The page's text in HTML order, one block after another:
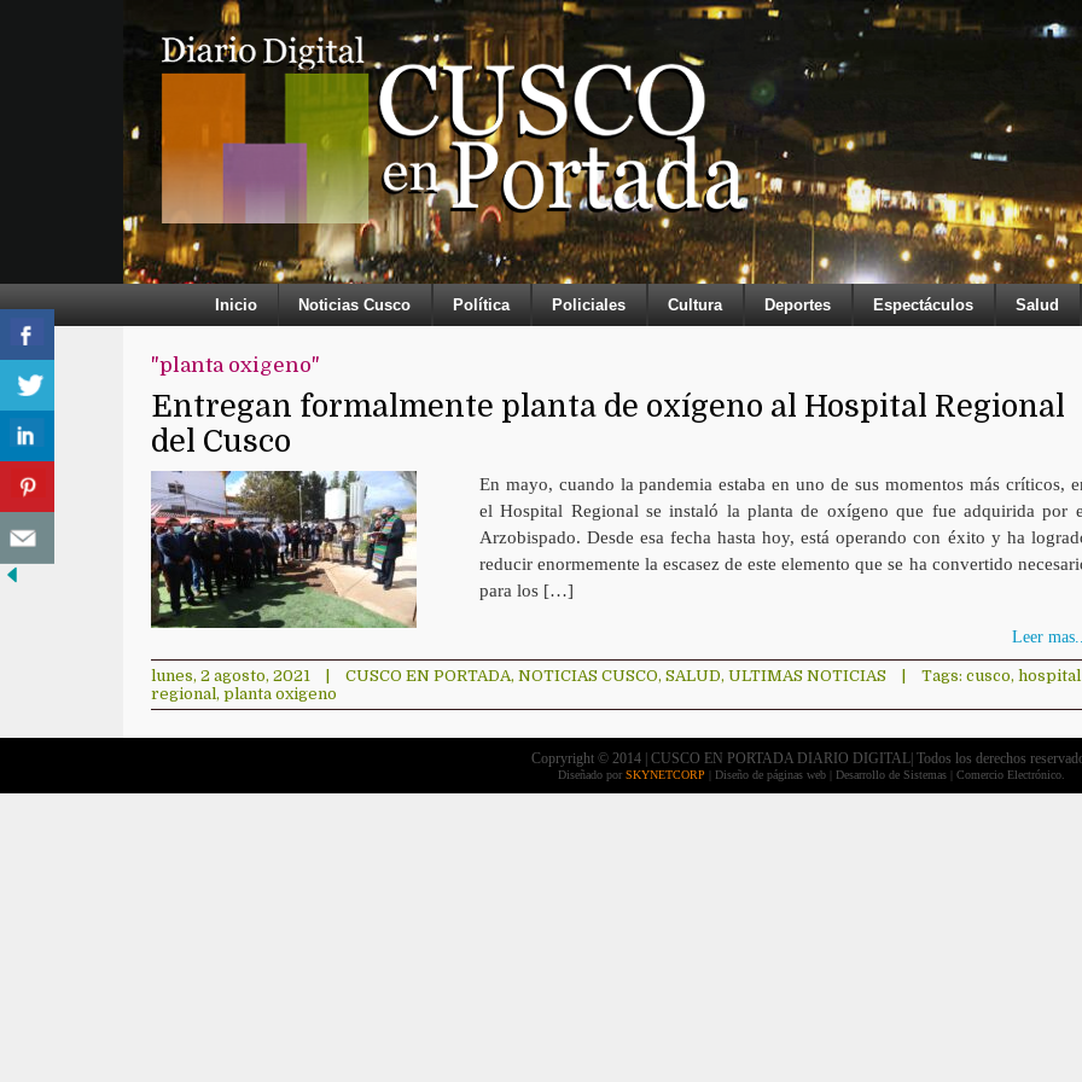
Inicio Noticias Cusco Política Policiales Cultura Deportes Espectáculos Salud
"planta oxigeno"
Entregan formalmente planta de oxígeno al Hospital Regional
del Cusco
En mayo, cuando la pandemia estaba en uno de sus momentos más críticos,
el Hospital Regional se instaló la planta de oxígeno que fue adquirida por
Arzobispado. Desde esa fecha hasta hoy, está operando con éxito y ha
reducir enormemente la escasez de este elemento que se ha convertido
para los […]
Leer mas...
lunes, 2 agosto, 2021 CUSCO EN PORTADA, NOTICIAS CUSCO, SALUD, ULTIMAS NOTICIAS Tags: cusco, hospital
regional, planta oxigeno
Copryright © 2014 | CUSCO EN PORTADA DIARIO DIGITAL| Todos los derechos
Diseñado por SKYNETCORP | Diseño de páginas web | Desarrollo de Sistemas | Comercio Electrónico.